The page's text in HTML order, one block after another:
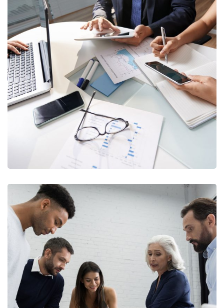
Business Consultation
BUSINESS/ FINANCE
Finance Strategy